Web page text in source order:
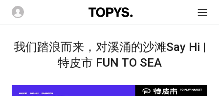
我们踏浪而来，对溪涌的沙滩Say Hi |
特皮市 FUN TO SEA